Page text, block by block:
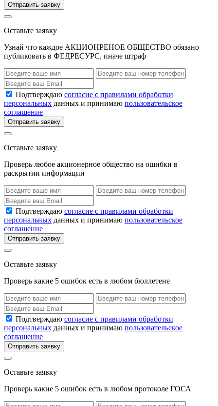
Отправить заявку
Оставьте заявку
Узнай что каждое АКЦИОНРЕНОЕ ОБЩЕСТВО обязано
публиковать в ФЕДРЕСУРС, иначе штраф
Подтверждаю согласие с правилами обработки
персональных данных и принимаю пользовательское
соглашение
Отправить заявку
Оставьте заявку
Проверь любое акционерное общество на ошибки в
раскрытии информации
Подтверждаю согласие с правилами обработки
персональных данных и принимаю пользовательское
соглашение
Отправить заявку
Оставьте заявку
Проверь какие 5 ошибок есть в любом бюллетене
Подтверждаю согласие с правилами обработки
персональных данных и принимаю пользовательское
соглашение
Отправить заявку
Оставьте заявку
Проверь какие 5 ошибок есть в любом протоколе ГОСА